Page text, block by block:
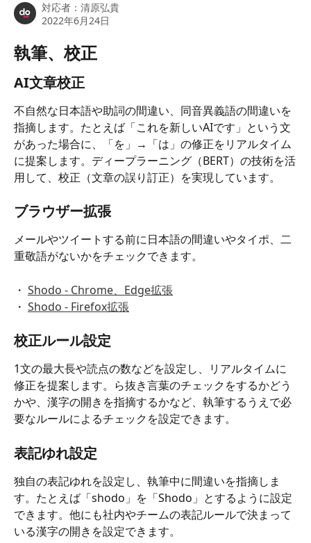
対応者： 清原弘貴
2022年6月24日
執筆、校正
AI文章校正
不自然な日本語や助詞の間違い、同音異義語の間違いを
指摘します。たとえば「これを新しいAIです」という文
があった場合に、「を」→「は」の修正をリアルタイム
に提案します。ディープラーニング（BERT）の技術を活
用して、校正（文章の誤り訂正）を実現しています。
ブラウザー拡張
メールやツイートする前に日本語の間違いやタイポ、二
重敬語がないかをチェックできます。
・ Shodo - Chrome、Edge拡張
・ Shodo - Firefox拡張
校正ルール設定
1文の最大長や読点の数などを設定し、リアルタイムに
修正を提案します。ら抜き言葉のチェックをするかどう
かや、漢字の開きを指摘するかなど、執筆するうえで必
要なルールによるチェックを設定できます。
表記ゆれ設定
独自の表記ゆれを設定し、執筆中に間違いを指摘しま
す。たとえば「shodo」を「Shodo」とするように設定
できます。他にも社内やチームの表記ルールで決まって
いる漢字の開きを設定できます。